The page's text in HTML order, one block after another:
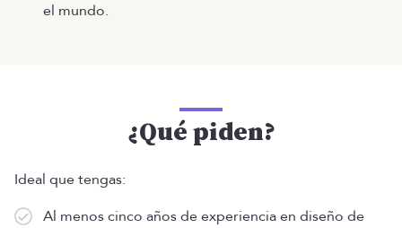
el mundo.
¿Qué piden?
Ideal que tengas:
Al menos cinco años de experiencia en diseño de